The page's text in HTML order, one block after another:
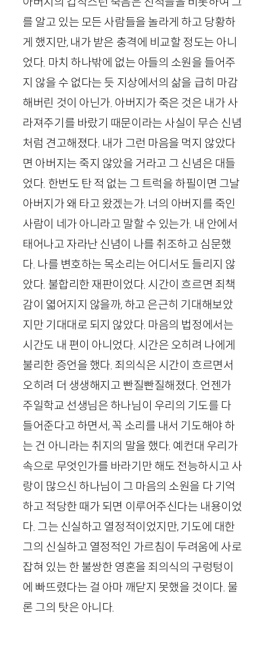
를 알고 있는 모든 사람들을 놀라게 하고 당황하
게 했지만, 내가 받은 충격에 비교할 정도는 아니
었다. 마치 하나밖에 없는 아들의 소원을 들어주
지 않을 수 없다는 듯 지상에서의 삶을 급히 마감
해버린 것이 아닌가. 아버지가 죽은 것은 내가 사
라져주기를 바랐기 때문이라는 사실이 무슨 신념
처럼 견고해졌다. 내가 그런 마음을 먹지 않았다
면 아버지는 죽지 않았을 거라고 그 신념은 대들
었다. 한번도 탄 적 없는 그 트럭을 하필이면 그날
아버지가 왜 타고 왔겠는가. 너의 아버지를 죽인
사람이 네가 아니라고 말할 수 있는가. 내 안에서
태어나고 자라난 신념이 나를 취조하고 심문했
다. 나를 변호하는 목소리는 어디서도 들리지 않
았다. 불합리한 재판이었다. 시간이 흐르면 죄책
감이 엷어지지 않을까, 하고 은근히 기대해보았
지만 기대대로 되지 않았다. 마음의 법정에서는
시간도 내 편이 아니었다. 시간은 오히려 나에게
불리한 증언을 했다. 죄의식은 시간이 흐르면서
오히려 더 생생해지고 빤질빤질해졌다. 언젠가
주일학교 선생님은 하나님이 우리의 기도를 다
들어준다고 하면서, 꼭 소리를 내서 기도해야 하
는 건 아니라는 취지의 말을 했다. 예컨대 우리가
속으로 무엇인가를 바라기만 해도 전능하시고 사
랑이 많으신 하나님이 그 마음의 소원을 다 기억
하고 적당한 때가 되면 이루어주신다는 내용이었
다. 그는 신실하고 열정적이었지만, 기도에 대한
그의 신실하고 열정적인 가르침이 두려움에 사로
잡혀 있는 한 불쌍한 영혼을 죄의식의 구렁텅이
에 빠뜨렸다는 걸 아마 깨닫지 못했을 것이다. 물
론 그의 탓은 아니다.